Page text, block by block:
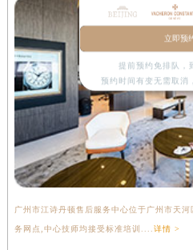
广州市江诗丹顿售后服务中心位于广州市天
务网点,中心技师均接受标准培训....详情 >
立即预
提前预约免排队，
预约时间有变无需取消